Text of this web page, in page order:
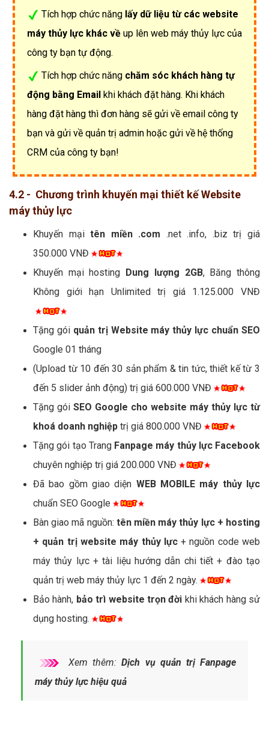
Tích hợp chức năng lấy dữ liệu từ các website
máy thủy lực khác về up lên web máy thủy lực của
công ty bạn tự động.
Tích hợp chức năng chăm sóc khách hàng tự
động bằng Email khi khách đặt hàng. Khi khách
hàng đặt hàng thì đơn hàng sẽ gửi về email công ty
bạn và gửi về quản trị admin hoặc gửi về hệ thống
CRM của công ty bạn!
4.2 - Chương trình khuyến mại thiết kế Website
máy thủy lực
Khuyến mạitên miền .com .net .info, .biz trị giá
350.000 VNĐ
Khuyến mại hosting Dung lượng 2GB, Băng thông
Không giới hạn Unlimited trị giá 1.125.000 VNĐ
Tặng gói quản trị Website máy thủy lực chuẩn SEO
Google 01 tháng
(Upload từ 10 đến 30 sản phẩm & tin tức, thiết kế từ 3
đến 5 slider ảnh động) trị giá 600.000 VNĐ
Tặng gói SEO Google cho website máy thủy lực từ
khoá doanh nghiệp trị giá 800.000 VNĐ
Tặng gói tạo Trang Fanpage máy thủy lực Facebook
chuyên nghiệp trị giá 200.000 VNĐ
Đã bao gồm giao diện WEB MOBILE máy thủy lực
chuẩn SEO Google
Bàn giao mã nguồn: tên miền máy thủy lực + hosting
+ quản trị website máy thủy lực+ nguồn code web
máy thủy lực + tài liệu hướng dẫn chi tiết + đào tạo
quản trị web máy thủy lực 1 đến 2 ngày.
Bảo hành, bảo trì website trọn đời khi khách hàng sử
dụng hosting.
Xem thêm:Dịch vụ quản trị Fanpage
máy thủy lực hiệu quả